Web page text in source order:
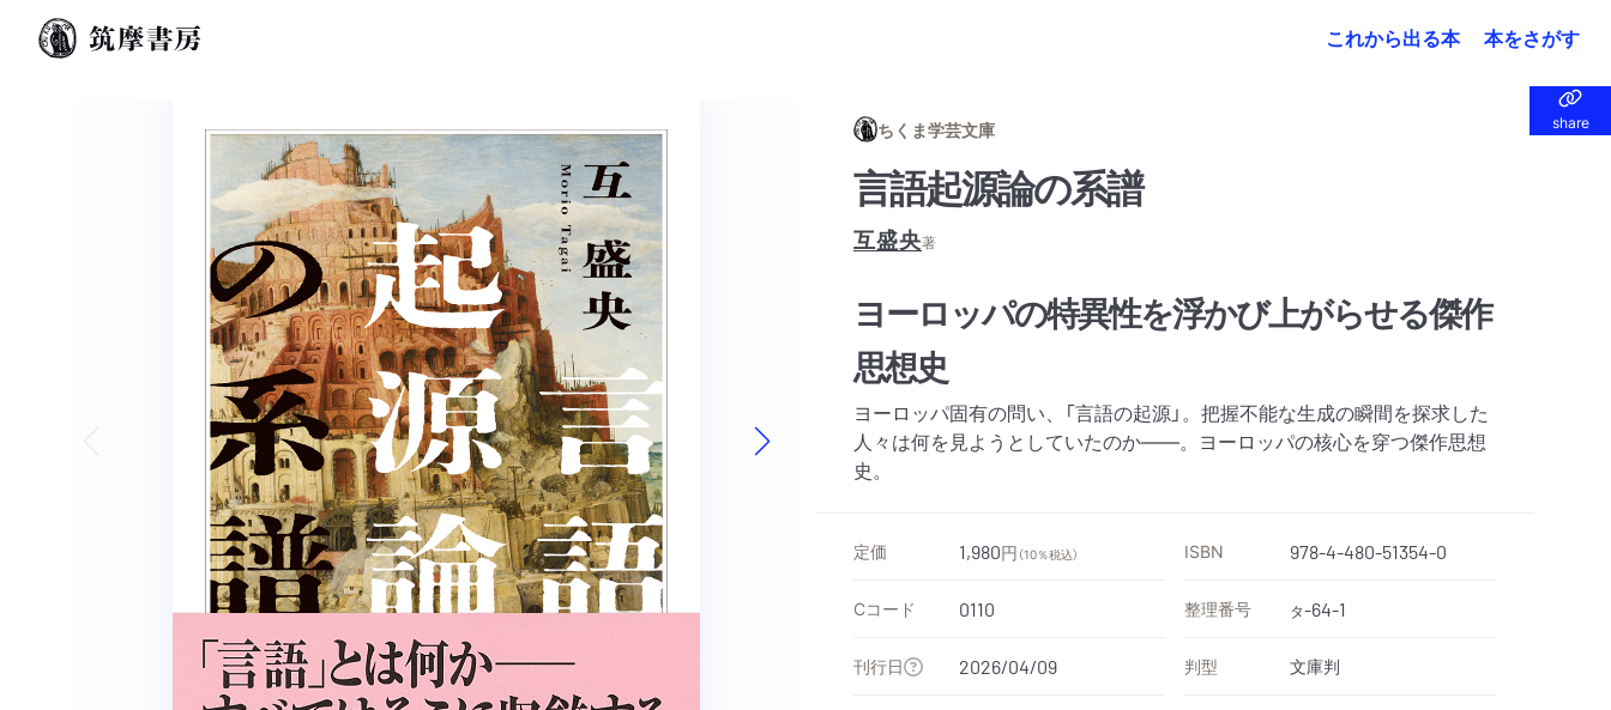
これから出る本 本をさがす
share
share
ちくま学芸文庫
言語起源論の系譜
互盛央著
ヨーロッパの特異性を浮かび上がらせる傑作
思想史
ヨーロッパ固有の問い、「言語の起源」。把握不能な生成の瞬間を探求した
人々は何を見ようとしていたのか――。ヨーロッパの核心を穿つ傑作思想
史。
定価 1,980円 （10％税込） ISBN 978-4-480-51354-0
Cコード 0110 整理番号 タ-64-1
刊行日 2026/04/09 判型 文庫判